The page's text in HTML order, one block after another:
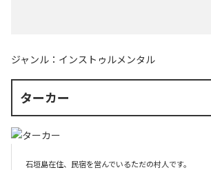
ジャンル： インストゥルメンタル
ターカー
石垣島在住、民宿を営んでいるただの村人です。